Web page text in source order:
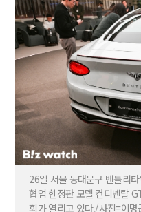
26일 서울 동대문구 벤틀리
협업 한정판 모델 컨티넨탈
회가 열리고 있다./사진=이